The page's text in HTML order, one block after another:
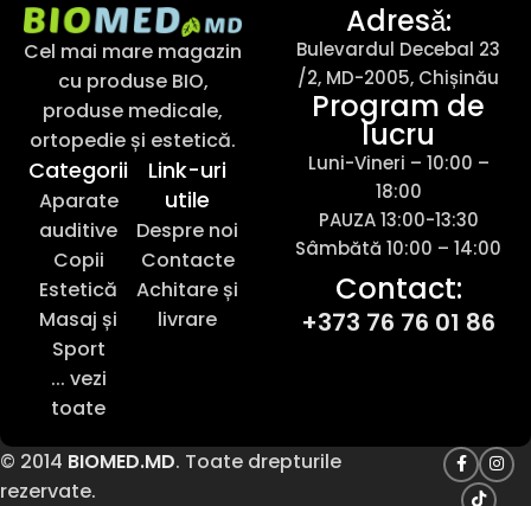
Cel mai mare magazin
cu produse BIO,
produse medicale,
ortopedie și estetică.
Categorii
Aparate
auditive
Copii
Estetică
Masaj și
Sport
... vezi
toate
Link-uri
utile
Despre noi
Contacte
Achitare și
livrare
Adresǎ:
Bulevardul Decebal 23
/2, MD-2005, Chișinău
Program de
lucru
Luni-Vineri – 10:00 –
18:00
PAUZA 13:00-13:30
Sâmbătă 10:00 – 14:00
Contact:
+373 76 76 01 86
© 2014 BIOMED.MD. Toate drepturile
rezervate.